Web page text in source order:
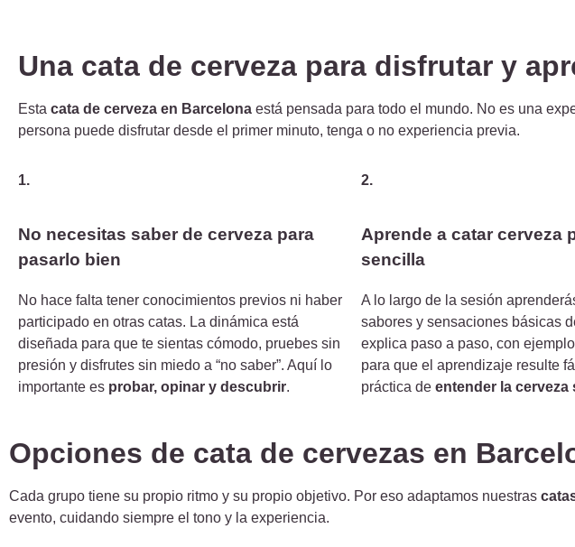
Una cata de cerveza para disfrutar y
Esta cata de cerveza en Barcelona está pensada para todo el mundo. No es una
persona puede disfrutar desde el primer minuto, tenga o no experiencia previa.
1.
No necesitas saber de cerveza para
pasarlo bien
No hace falta tener conocimientos previos ni haber
participado en otras catas. La dinámica está
diseñada para que te sientas cómodo, pruebes sin
presión y disfrutes sin miedo a “no saber”. Aquí lo
importante es probar, opinar y descubrir.
2.
Aprende a catar cerveza
sencilla
A lo largo de la sesión
sabores y sensaciones básicas
explica paso a paso, con
para que el aprendizaje resulte
práctica de entender la
Opciones de cata de cervezas en
Cada grupo tiene su propio ritmo y su propio objetivo. Por eso adaptamos nuestras
evento, cuidando siempre el tono y la experiencia.